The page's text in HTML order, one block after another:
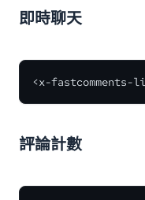
即時聊天
<x-
評論計數